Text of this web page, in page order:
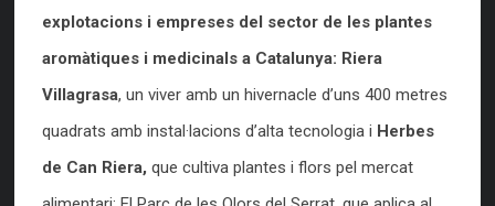
explotacions i empreses del sector de les plantes
aromàtiques i medicinals a Catalunya: Riera
Villagrasa, un viver amb un hivernacle d’uns 400 metres
quadrats amb instal·lacions d’alta tecnologia i Herbes
de Can Riera, que cultiva plantes i flors pel mercat